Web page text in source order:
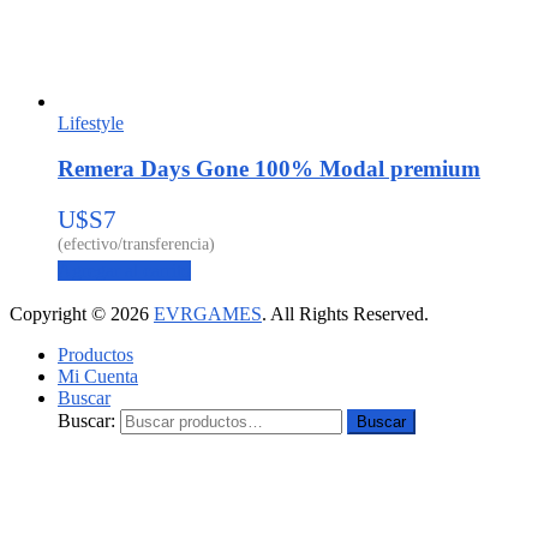
Lifestyle
Remera Days Gone 100% Modal premium
U$S7
Copyright © 2026 EVRGAMES. All Rights Reserved.
Productos
Mi Cuenta
Buscar
Buscar:
Buscar